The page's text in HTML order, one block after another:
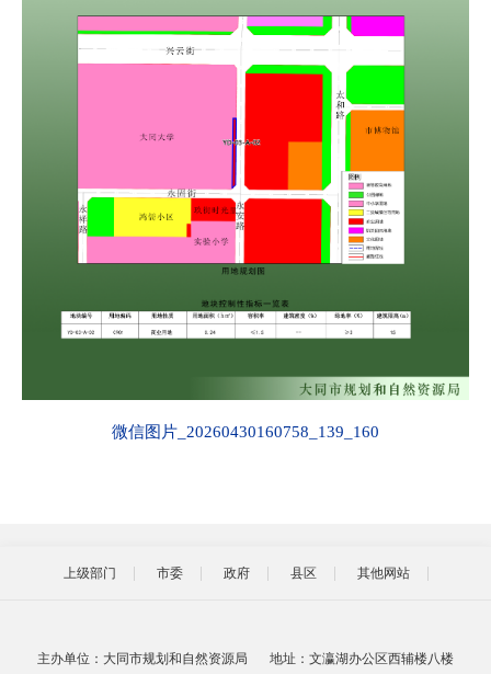
微信图片_20260430160758_139_160
上级部门 市委 政府 县区 其他网站
主办单位：大同市规划和自然资源局 地址：文瀛湖办公区西辅楼八楼